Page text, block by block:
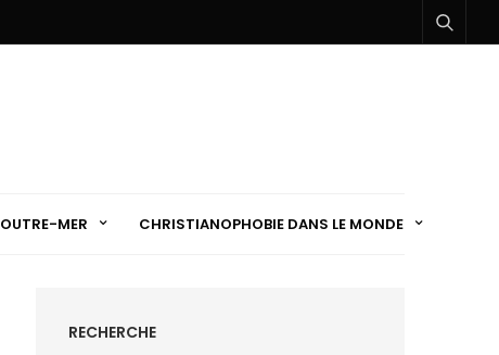
OUTRE-MER CHRISTIANOPHOBIE DANS LE MONDE
RECHERCHE